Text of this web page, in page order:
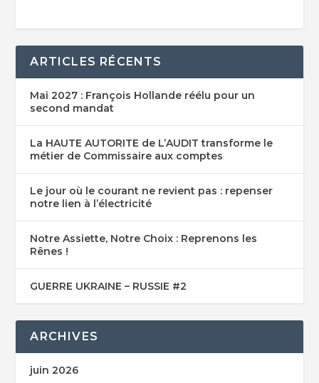
ARTICLES RÉCENTS
Mai 2027 : François Hollande réélu pour un
second mandat
La HAUTE AUTORITE de L’AUDIT transforme le
métier de Commissaire aux comptes
Le jour où le courant ne revient pas : repenser
notre lien à l’électricité
Notre Assiette, Notre Choix : Reprenons les
Rênes !
GUERRE UKRAINE – RUSSIE #2
ARCHIVES
juin 2026